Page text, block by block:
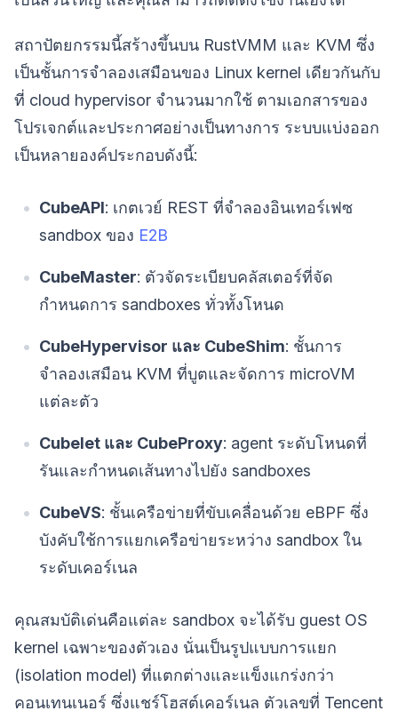
สถาปัตยกรรมนี้สร้างขึ้นบน RustVMM และ KVM ซึ่ง
เป็นชั้นการจำลองเสมือนของ Linux kernel เดียวกันกับ
ที่ cloud hypervisor จำนวนมากใช้ ตามเอกสารของ
โปรเจกต์และประกาศอย่างเป็นทางการ ระบบแบ่งออก
เป็นหลายองค์ประกอบดังนี้:
CubeAPI: เกตเวย์ REST ที่จำลองอินเทอร์เฟซ
sandbox ของ E2B
CubeMaster: ตัวจัดระเบียบคลัสเตอร์ที่จัด
กำหนดการ sandboxes ทั่วทั้งโหนด
CubeHypervisor และ CubeShim: ชั้นการ
จำลองเสมือน KVM ที่บูตและจัดการ microVM
แต่ละตัว
Cubelet และ CubeProxy: agent ระดับโหนดที่
รันและกำหนดเส้นทางไปยัง sandboxes
CubeVS: ชั้นเครือข่ายที่ขับเคลื่อนด้วย eBPF ซึ่ง
บังคับใช้การแยกเครือข่ายระหว่าง sandbox ใน
ระดับเคอร์เนล
คุณสมบัติเด่นคือแต่ละ sandbox จะได้รับ guest OS
kernel เฉพาะของตัวเอง นั่นเป็นรูปแบบการแยก
(isolation model) ที่แตกต่างและแข็งแกร่งกว่า
คอนเทนเนอร์ ซึ่งแชร์โฮสต์เคอร์เนล ตัวเลขที่ Tencent